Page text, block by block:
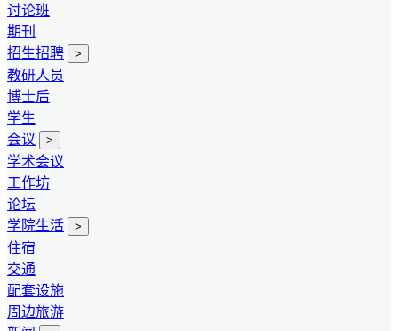
讨论班
期刊
招生招聘
>
教研人员
博士后
学生
会议
>
学术会议
工作坊
论坛
学院生活
>
住宿
交通
配套设施
周边旅游